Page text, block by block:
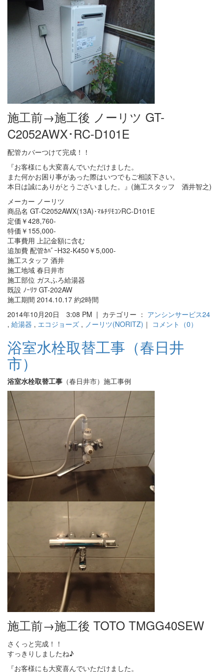
施工前→施工後 ノーリツ GT-
C2052AWX･RC-D101E
配管カバーつけて完成！！
『お客様にも大変喜んでいただけました。
また何かお困り事があった際はいつでもご相談下さい。
本日は誠にありがとうございました。』(施工スタッフ 酒井智之)
メーカー ノーリツ
商品名 GT-C2052AWX(13A)･ﾏﾙﾁﾘﾓｺﾝRC-D101E
定価￥428,760-
特価￥155,000-
工事費用 上記金額に含む
追加費 配管ｶﾊﾞｰH32-K450￥5,000-
施工スタッフ 酒井
施工地域 春日井市
施工部位 ガスふろ給湯器
既設 ﾉｰﾘﾂ GT-202AW
施工期間 2014.10.17 約2時間
2014年10月20日 3:08 PM | カテゴリー ： アンシンサービス24
, 給湯器 , エコジョーズ , ノーリツ(NORITZ) ｜ コメント（0）
浴室水栓取替工事（春日井
市）
浴室水栓取替工事 （春日井市）施工事例
施工前→施工後 TOTO TMGG40SEW
さくっと完成！！
すっきりしましたね♪
『お客様にも大変喜んでいただけました。